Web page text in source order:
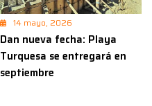
14 mayo, 2026
Dan nueva fecha: Playa
Turquesa se entregará en
septiembre